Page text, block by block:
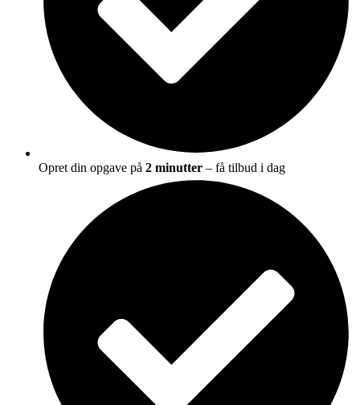
Opret din opgave på 2 minutter – få tilbud i dag